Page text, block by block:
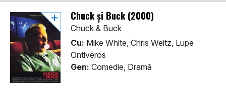
Chuck și Buck (2000)
Chuck & Buck
Cu: Mike White, Chris Weitz, Lupe
Ontiveros
Gen: Comedie, Dramă